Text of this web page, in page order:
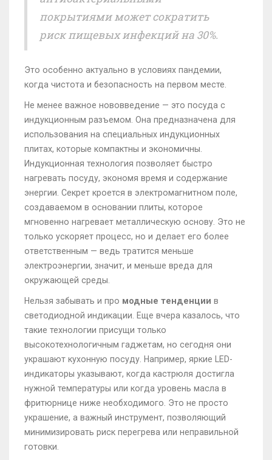
покрытиями может сократить
риск пищевых инфекций на 30%.
Это особенно актуально в условиях пандемии,
когда чистота и безопасность на первом месте.
Не менее важное нововведение — это посуда с
индукционным разъемом. Она предназначена для
использования на специальных индукционных
плитах, которые компактны и экономичны.
Индукционная технология позволяет быстро
нагревать посуду, экономя время и содержание
энергии. Секрет кроется в электромагнитном поле,
создаваемом в основании плиты, которое
мгновенно нагревает металлическую основу. Это не
только ускоряет процесс, но и делает его более
ответственным — ведь тратится меньше
электроэнергии, значит, и меньше вреда для
окружающей среды.
Нельзя забывать и про модные тенденции в
светодиодной индикации. Еще вчера казалось, что
такие технологии присущи только
высокотехнологичным гаджетам, но сегодня они
украшают кухонную посуду. Например, яркие LED-
индикаторы указывают, когда кастрюля достигла
нужной температуры или когда уровень масла в
фритюрнице ниже необходимого. Это не просто
украшение, а важный инструмент, позволяющий
минимизировать риск перегрева или неправильной
готовки.